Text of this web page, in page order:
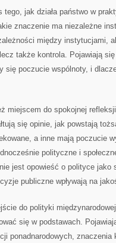
jak działa państwo w
znaczenie ma niezależne
między instytucjami,
także kontrola. Pojawiają
się poczucie wspólnoty, i
miejscem do spokojnej
się opinie, jak powstają
a inne mają poczucie
polityczne i
jest opowieść o polityce jako
publiczne wpływają na
do polityki
się w podstawach.
ponadnarodowych, znaczenia